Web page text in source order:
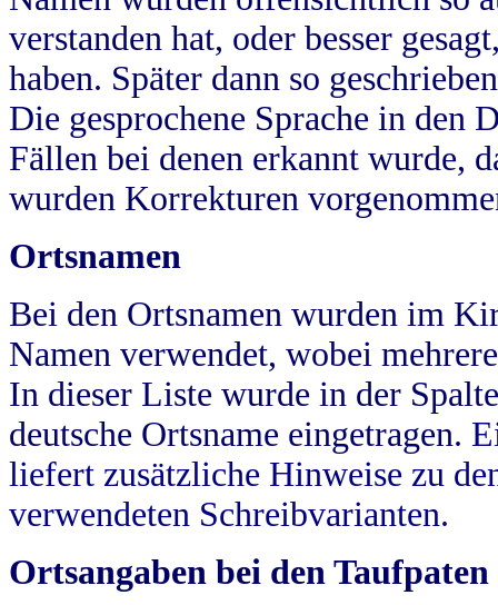
verstanden hat, oder besser
haben. Später dann so
Die gesprochene Sprache in
Fällen bei denen erkannt wurde,
wurden Korrekturen
Ortsnamen
Bei den Ortsnamen wurden im
Namen verwendet, wobei
In dieser Liste wurde in der
deutsche Ortsname eingetragen.
liefert zusätzliche Hinweise zu
verwendeten Schreibvarianten.
Ortsangaben bei den Taufpaten